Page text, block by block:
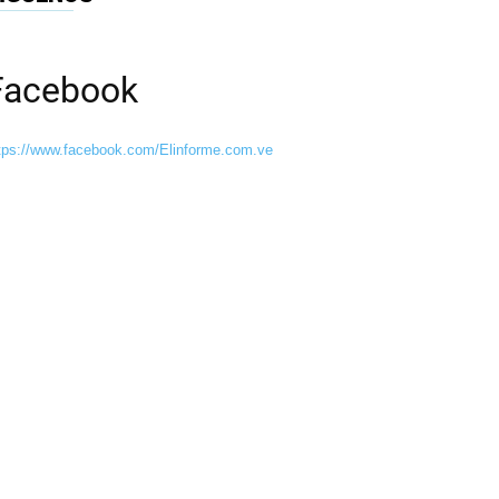
www.facebook.com/Elinforme.com.ve